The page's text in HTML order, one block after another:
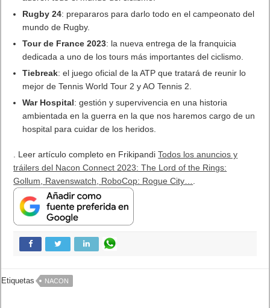
Rugby 24: prepararos para darlo todo en el campeonato del
mundo de Rugby.
Tour de France 2023: la nueva entrega de la franquicia
dedicada a uno de los tours más importantes del ciclismo.
Tiebreak: el juego oficial de la ATP que tratará de reunir lo
mejor de Tennis World Tour 2 y AO Tennis 2.
War Hospital: gestión y supervivencia en una historia
ambientada en la guerra en la que nos haremos cargo de un
hospital para cuidar de los heridos.
. Leer artículo completo en FrikipandiTodos los anuncios y
tráilers del Nacon Connect 2023: The Lord of the Rings:
Gollum, Ravenswatch, RoboCop: Rogue City…
Etiquetas NACON